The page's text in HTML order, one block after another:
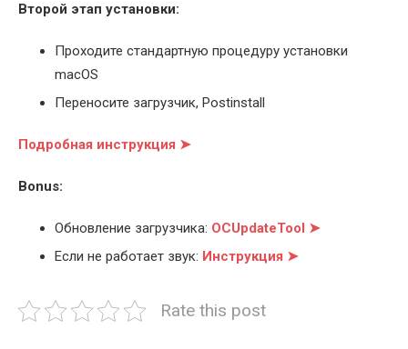
Второй этап установки:
Проходите стандартную процедуру установки
macOS
Переносите загрузчик, Postinstall
Подробная инструкция ➤
Bonus:
Обновление загрузчика: OCUpdateTool ➤
Если не работает звук: Инструкция ➤
Rate this post